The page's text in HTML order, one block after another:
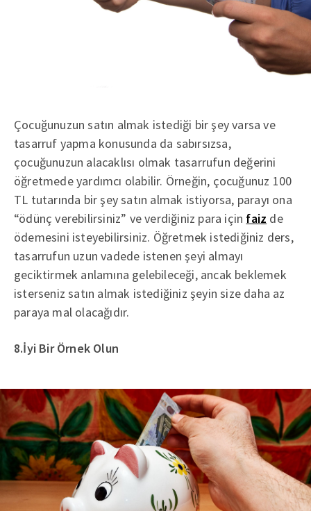
Çocuğunuzun satın almak istediği bir şey varsa ve
tasarruf yapma konusunda da sabırsızsa,
çocuğunuzun alacaklısı olmak tasarrufun değerini
öğretmede yardımcı olabilir. Örneğin, çocuğunuz 100
TL tutarında bir şey satın almak istiyorsa, parayı ona
“ödünç verebilirsiniz” ve verdiğiniz para için faiz de
ödemesini isteyebilirsiniz. Öğretmek istediğiniz ders,
tasarrufun uzun vadede istenen şeyi almayı
geciktirmek anlamına gelebileceği, ancak beklemek
isterseniz satın almak istediğiniz şeyin size daha az
paraya mal olacağıdır.
8.İyi Bir Örnek Olun